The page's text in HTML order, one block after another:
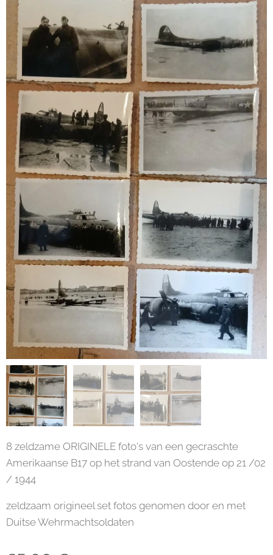
8 zeldzame ORIGINELE foto's van een gecraschte
Amerikaanse B17 op het strand van Oostende op 21 /02
/ 1944
zeldzaam origineel set fotos genomen door en met
Duitse Wehrmachtsoldaten